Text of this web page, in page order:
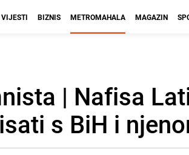
VIJESTI BIZNIS METROMAHALA MAGAZIN
| Nafisa
s BiH i